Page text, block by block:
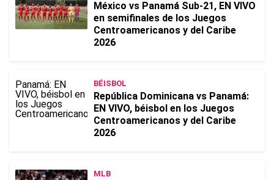
México vs Panamá Sub-21, EN VIVO
en semifinales de los Juegos
Centroamericanos y del Caribe
2026
BÉISBOL
República Dominicana vs Panamá:
EN VIVO, béisbol en los Juegos
Centroamericanos y del Caribe
2026
MLB